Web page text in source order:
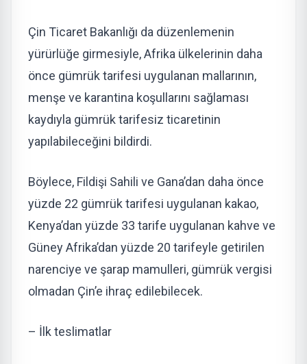
Çin Ticaret Bakanlığı da düzenlemenin
yürürlüğe girmesiyle, Afrika ülkelerinin daha
önce gümrük tarifesi uygulanan mallarının,
menşe ve karantina koşullarını sağlaması
kaydıyla gümrük tarifesiz ticaretinin
yapılabileceğini bildirdi.
Böylece, Fildişi Sahili ve Gana’dan daha önce
yüzde 22 gümrük tarifesi uygulanan kakao,
Kenya’dan yüzde 33 tarife uygulanan kahve ve
Güney Afrika’dan yüzde 20 tarifeyle getirilen
narenciye ve şarap mamulleri, gümrük vergisi
olmadan Çin’e ihraç edilebilecek.
– İlk teslimatlar